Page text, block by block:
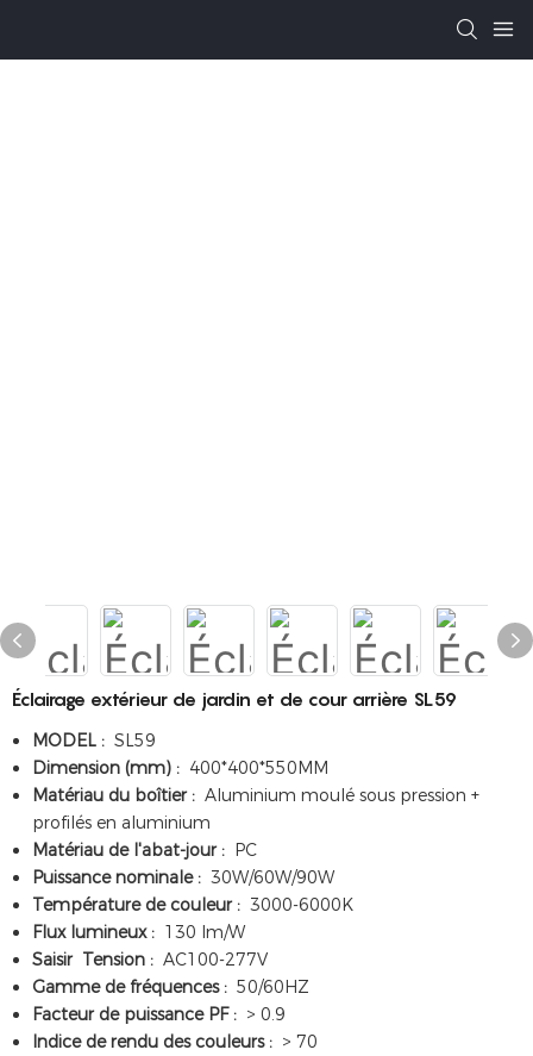
Éclairage extérieur de jardin et de cour arrière SL59
MODEL : SL59
Dimension (mm) : 400*400*550MM
Matériau du boîtier : Aluminium moulé sous pression +
profilés en aluminium
Matériau de l'abat-jour : PC
Puissance nominale : 30W/60W/90W
Température de couleur : 3000-6000K
Flux lumineux : 130 lm/W
Saisir Tension : AC100-277V
Gamme de fréquences : 50/60HZ
Facteur de puissance PF : > 0.9
Indice de rendu des couleurs : > 70